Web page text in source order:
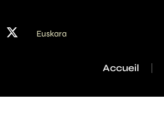
Euskara
Accueil